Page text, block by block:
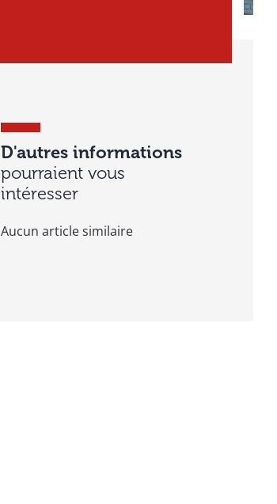
D'autres informations
pourraient vous
intéresser
Aucun article similaire